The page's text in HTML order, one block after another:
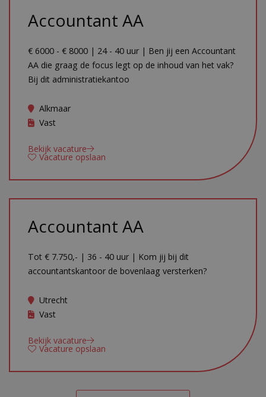
Accountant AA
€ 6000 - € 8000 | 24 - 40 uur | Ben jij een Accountant
AA die graag de focus legt op de inhoud van het vak?
Bij dit administratiekantoo
Alkmaar
Vast
Bekijk vacature
Vacature opslaan
Accountant AA
Tot € 7.750,- | 36 - 40 uur | Kom jij bij dit
accountantskantoor de bovenlaag versterken?
Utrecht
Vast
Bekijk vacature
Vacature opslaan